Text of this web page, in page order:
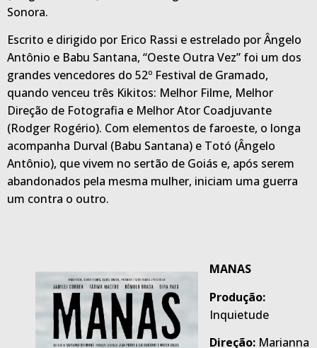
Sonora.
Escrito e dirigido por Erico Rassi e estrelado por Ângelo
Antônio e Babu Santana, “Oeste Outra Vez” foi um dos
grandes vencedores do 52º Festival de Gramado,
quando venceu três Kikitos: Melhor Filme, Melhor
Direção de Fotografia e Melhor Ator Coadjuvante
(Rodger Rogério). Com elementos de faroeste, o longa
acompanha Durval (Babu Santana) e Totó (Ângelo
Antônio), que vivem no sertão de Goiás e, após serem
abandonados pela mesma mulher, iniciam uma guerra
um contra o outro.
MANAS
Produção:
Inquietude
Direção: Marianna